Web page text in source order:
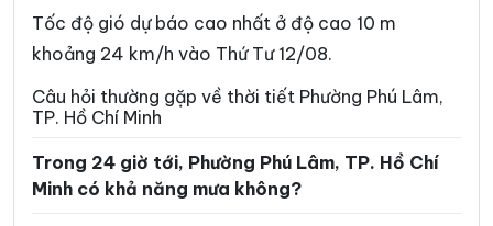
Phường Hạnh Thông Phường Hiệp Bình
Phường Khánh Hội
Phường Linh Xuân Phường Long Bình
Phường Long Hương Phường Long Nguyên
Tốc độ gió dự báo cao nhất ở độ cao 10 m
khoảng 24 km/h vào Thứ Tư 12/08.
Câu hỏi thường gặp về thời tiết Phường Phú Lâm,
TP. Hồ Chí Minh
Trong 24 giờ tới, Phường Phú Lâm, TP. Hồ Chí
Minh có khả năng mưa không?